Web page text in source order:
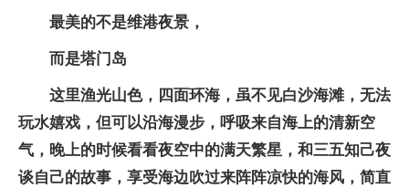
最美的不是维港夜景，
而是塔门岛
这里渔光山色，四面环海，虽不见白沙海滩，无法
玩水嬉戏，但可以沿海漫步，呼吸来自海上的清新空
气，晚上的时候看看夜空中的满天繁星，和三五知己夜
谈自己的故事，享受海边吹过来阵阵凉快的海风，简直